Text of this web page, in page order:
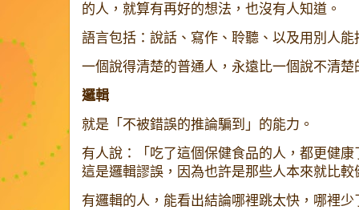
的人，就算有再好的想法，也沒有人知道。
語言包括：說話、寫作、聆聽、以及用別人
一個說得清楚的普通人，永遠比一個說不清
邏輯
就是「不被錯誤的推論騙到」的能力。
有人說：「吃了這個保健食品的人，都更健
這是邏輯謬誤，因為也許是那些人本來就比
有邏輯的人，能看出結論哪裡跳太快，哪裡